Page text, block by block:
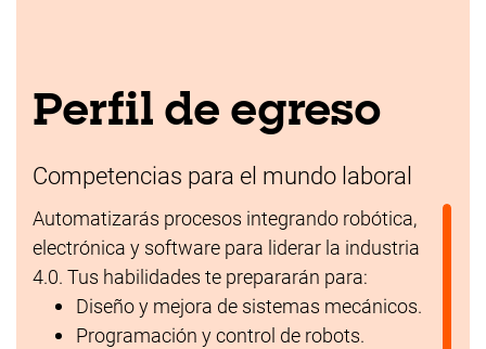
Perfil de egreso
Competencias para el mundo laboral
Automatizarás procesos integrando robótica,
electrónica y software para liderar la industria
4.0. Tus habilidades te prepararán para:
Diseño y mejora de sistemas mecánicos.
Programación y control de robots.